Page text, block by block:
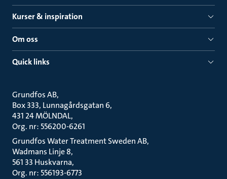
Kurser & inspiration
Om oss
Quick links
Grundfos AB
Box 333, Lunnagårdsgatan 6
431 24 MÖLNDAL
Org. nr: 556200-6261
Grundfos Water Treatment Sweden AB
Wadmans Linje 8
561 33 Huskvarna
Org. nr: 556193-6773